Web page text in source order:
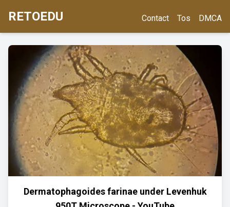
RETOEDU Contact Tos DMCA
Dermatophagoides farinae under Levenhuk